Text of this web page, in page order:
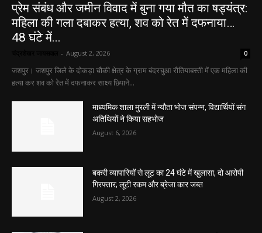
प्रेम संबंध और जमीन विवाद में बुना गया मौत का षड्यंत्र:
महिला की गला दबाकर हत्या, शव को रेत में दफनाया…
48 घंटे में...
- August 2, 2026 0
जशपुर। जशपुर जिले के दोकड़ा चौकी क्षेत्र के ग्राम बंदरचुआ रौतियाबस्ती में एक महिला की
हत्या कर शव को रेत में दफनाकर साक्ष्य छिपाने...
माध्यमिक शाला मुरली में न्यौता भोज संपन्न, विद्यार्थियों संग
अतिथियों ने किया सहभोज
August 6, 2026
बकरी व्यापारियों से लूट का 24 घंटे में खुलासा, दो आरोपी
गिरफ्तार; लूटी रकम और ब्रेजा कार जब्त
August 2, 2026